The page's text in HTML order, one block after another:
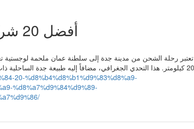
أفضل 20 شركة شحن من جدة الى سلطنة عمان
تعتبر رحلة الشحن من مدينة جدة إلى سلطنة عمان ملحمة لوجستية
2000 كيلومتر. هذا التحدي الجغرافي، مضافاً إليه طبيعة جدة
20-%d8%b4%d8%b1%d9%83%d8%a9-
%d8%a7%d9%84%d9%89-